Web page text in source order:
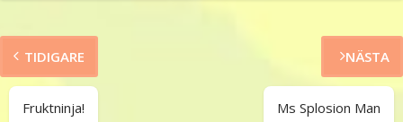
TIDIGARE
Fruktninja!
NÄSTA
Ms Splosion Man